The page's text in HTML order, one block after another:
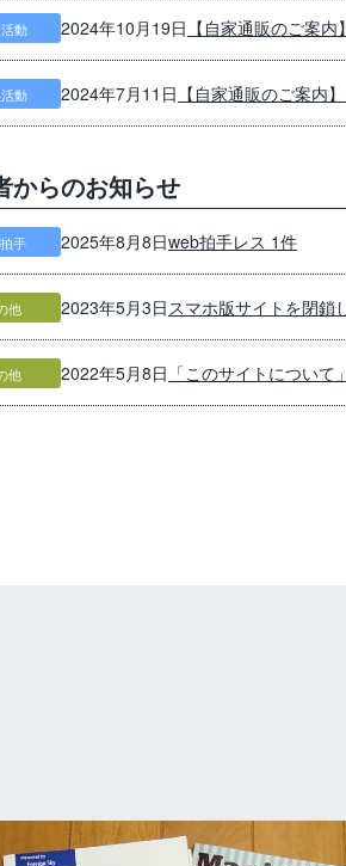
動 2024年10月19日 【自家通販のご案
動 2024年7月11日 【自家通販のご案内
からのお知らせ
手 2025年8月8日web拍手レス 1件
他 2023年5月3日 スマホ版サイトを閉鎖
他 2022年5月8日 「このサイトについて